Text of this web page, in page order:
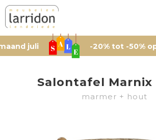
-20% tot -50% op
Salontafel Marnix
marmer + hout